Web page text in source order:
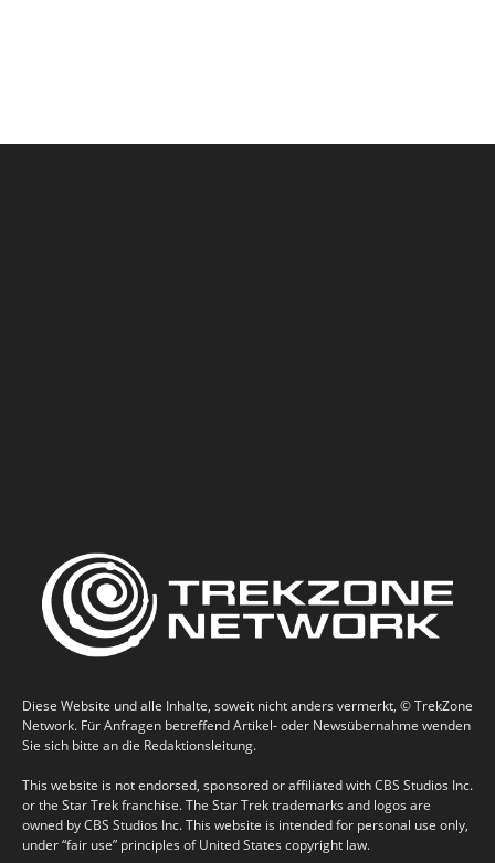
Diese Website und alle Inhalte, soweit nicht anders vermerkt, © TrekZone
Network. Für Anfragen betreffend Artikel- oder Newsübernahme wenden
Sie sich bitte an die Redaktionsleitung.
This website is not endorsed, sponsored or affiliated with CBS Studios Inc.
or the Star Trek franchise. The Star Trek trademarks and logos are
owned by CBS Studios Inc. This website is intended for personal use only,
under “fair use” principles of United States copyright law.